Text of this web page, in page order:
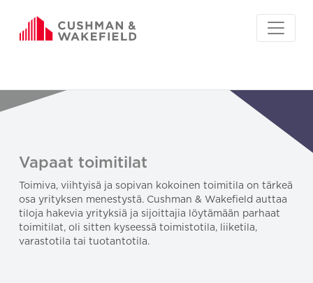
Vapaat toimitilat
Toimiva, viihtyisä ja sopivan kokoinen toimitila on tärkeä
osa yrityksen menestystä. Cushman & Wakefield auttaa
tiloja hakevia yrityksiä ja sijoittajia löytämään parhaat
toimitilat, oli sitten kyseessä toimistotila, liiketila,
varastotila tai tuotantotila.